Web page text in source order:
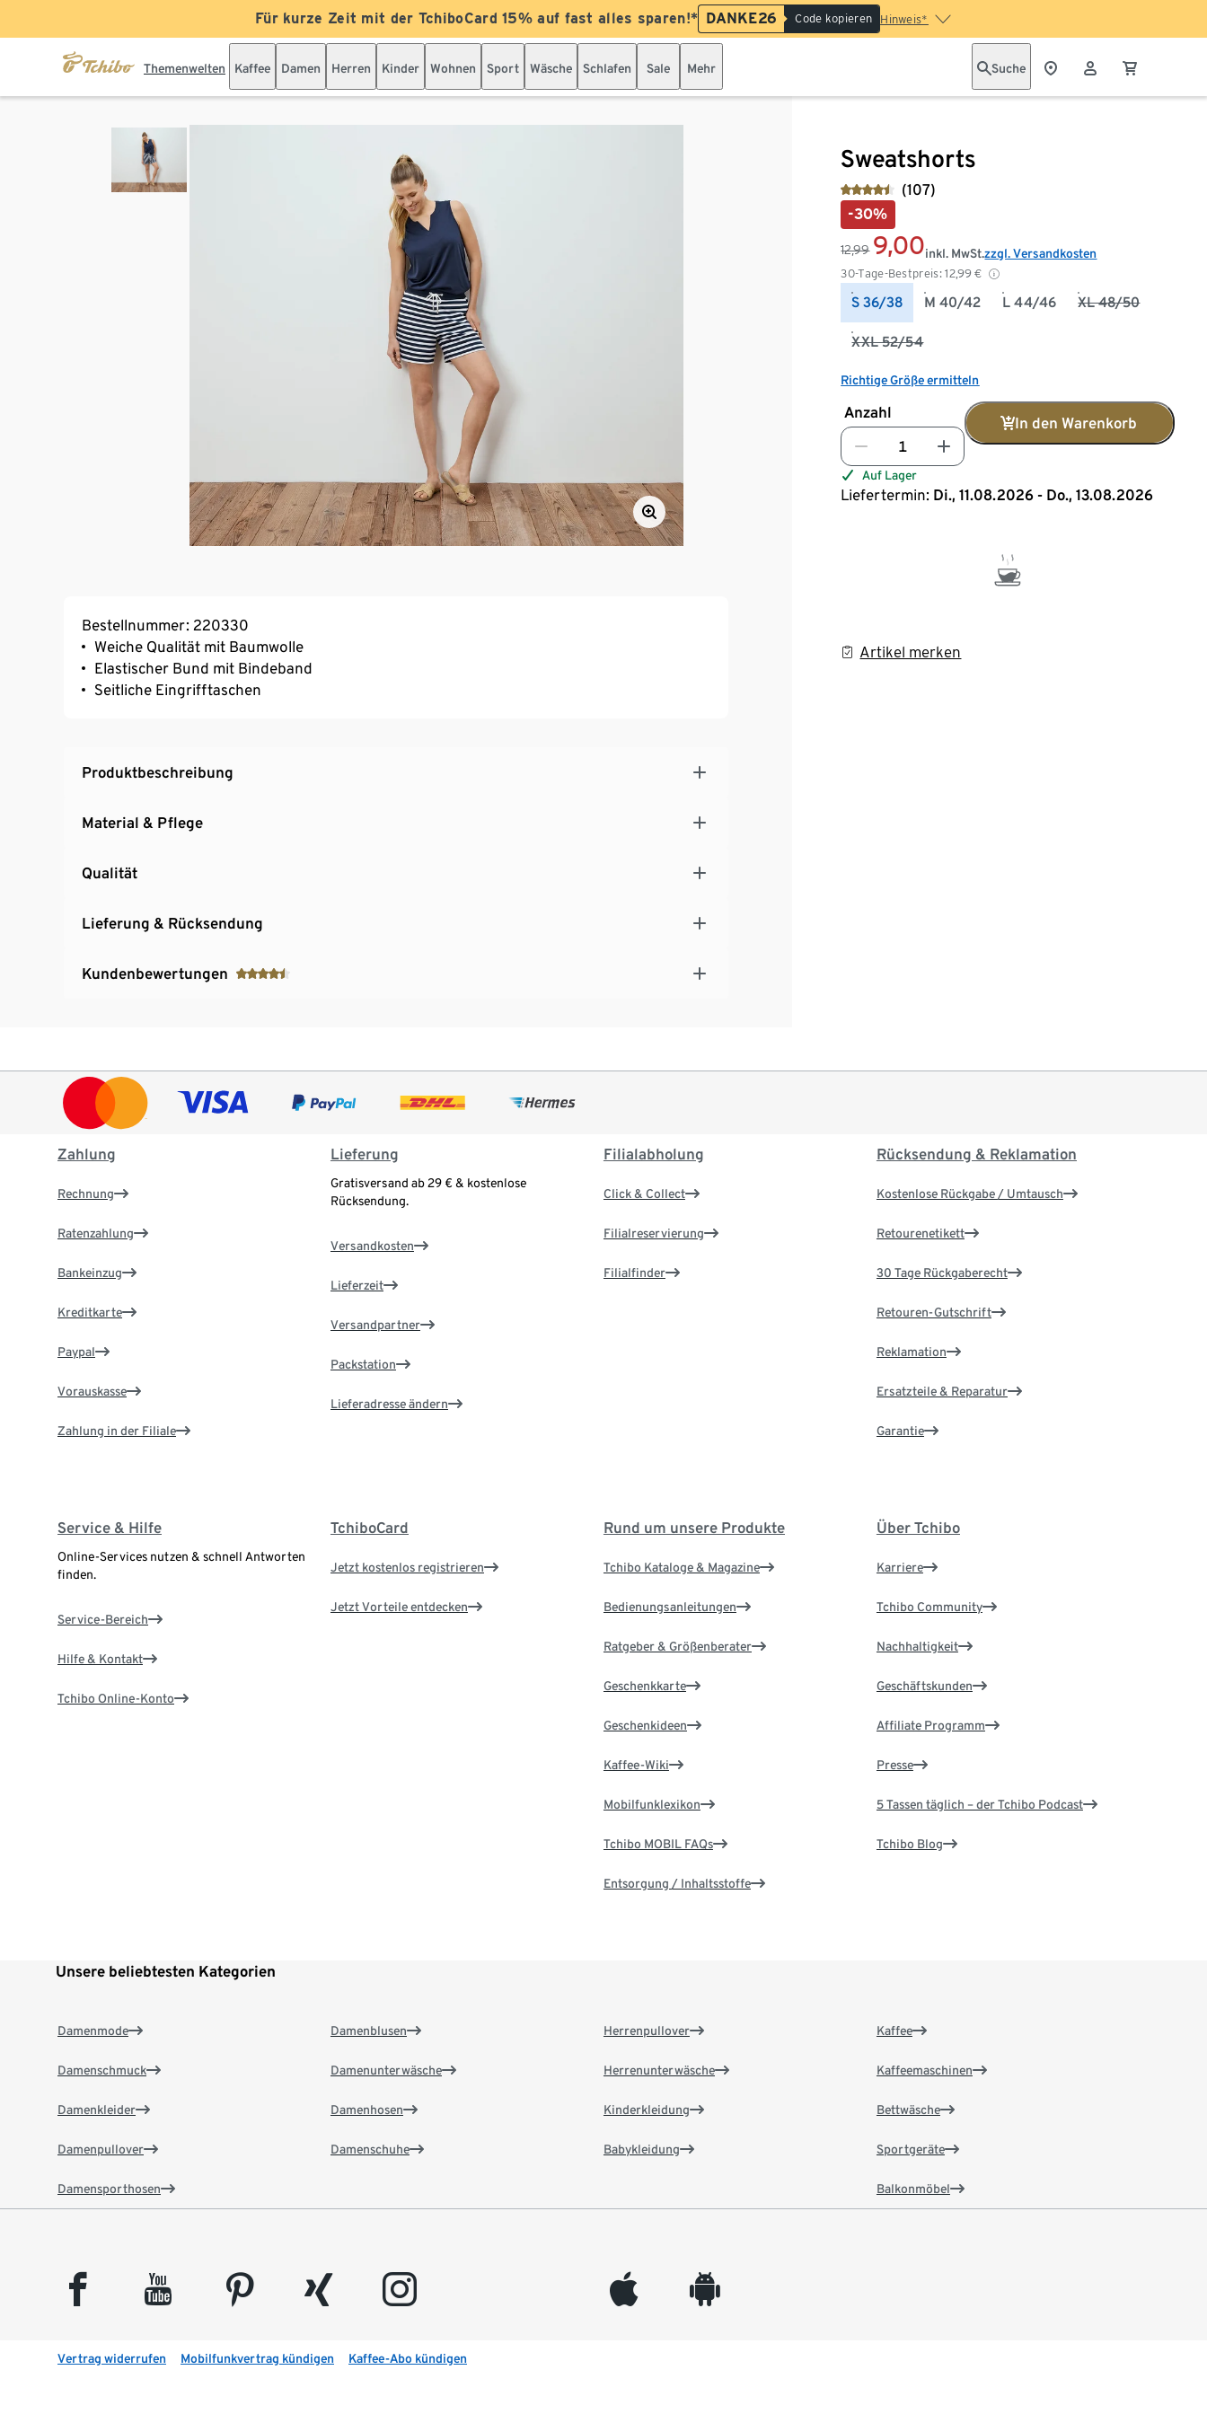
Für kurze Zeit mit der TchiboCard 15% auf fast alles sparen!* DANKE26 Code kopieren Hinweis*
Themenwelten Kaffee Damen Herren Kinder Wohnen Sport Wäsche Schlafen Sale Mehr Suche
Sweatshorts
(107)
-30%
12,99 9,00
30-Tage-Bestpreis: 12,99 €
inkl. MwSt.zzgl. Versandkosten
S 36/38 M 40/42 L 44/46 XL 48/50
XXL 52/54
Richtige Größe ermitteln
Anzahl
In den Warenkorb
Auf Lager
Liefertermin: Di., 11.08.2026 - Do., 13.08.2026
Artikel merken
Bestellnummer: 220330
Weiche Qualität mit Baumwolle
Elastischer Bund mit Bindeband
Seitliche Eingrifftaschen
Produktbeschreibung
Material & Pflege
Qualität
Lieferung & Rücksendung
Kundenbewertungen
Zahlung
Rechnung
Ratenzahlung
Bankeinzug
Kreditkarte
Paypal
Vorauskasse
Zahlung in der Filiale
Lieferung
Gratisversand ab 29 € & kostenlose
Rücksendung.
Versandkosten
Lieferzeit
Versandpartner
Packstation
Lieferadresse ändern
Filialabholung
Click & Collect
Filialreservierung
Filialfinder
Rücksendung & Reklamation
Kostenlose Rückgabe / Umtausch
Retourenetikett
30 Tage Rückgaberecht
Retouren-Gutschrift
Reklamation
Ersatzteile & Reparatur
Garantie
Service & Hilfe
Online-Services nutzen & schnell Antworten
finden.
Service-Bereich
Hilfe & Kontakt
Tchibo Online-Konto
TchiboCard
Jetzt kostenlos registrieren
Jetzt Vorteile entdecken
Rund um unsere Produkte
Tchibo Kataloge & Magazine
Bedienungsanleitungen
Ratgeber & Größenberater
Geschenkkarte
Geschenkideen
Kaffee-Wiki
Mobilfunklexikon
Tchibo MOBIL FAQs
Entsorgung / Inhaltsstoffe
Über Tchibo
Karriere
Tchibo Community
Nachhaltigkeit
Geschäftskunden
Affiliate Programm
Presse
5 Tassen täglich – der Tchibo Podcast
Tchibo Blog
Unsere beliebtesten Kategorien
Damenmode
Damenschmuck
Damenkleider
Damenpullover
Damensporthosen
Damenblusen
Damenunterwäsche
Damenhosen
Damenschuhe
Herrenpullover
Herrenunterwäsche
Kinderkleidung
Babykleidung
Kaffee
Kaffeemaschinen
Bettwäsche
Sportgeräte
Balkonmöbel
facebook youtube pinterest xing instagram appleinc android
Vertrag widerrufen Mobilfunkvertrag kündigen Kaffee-Abo kündigen